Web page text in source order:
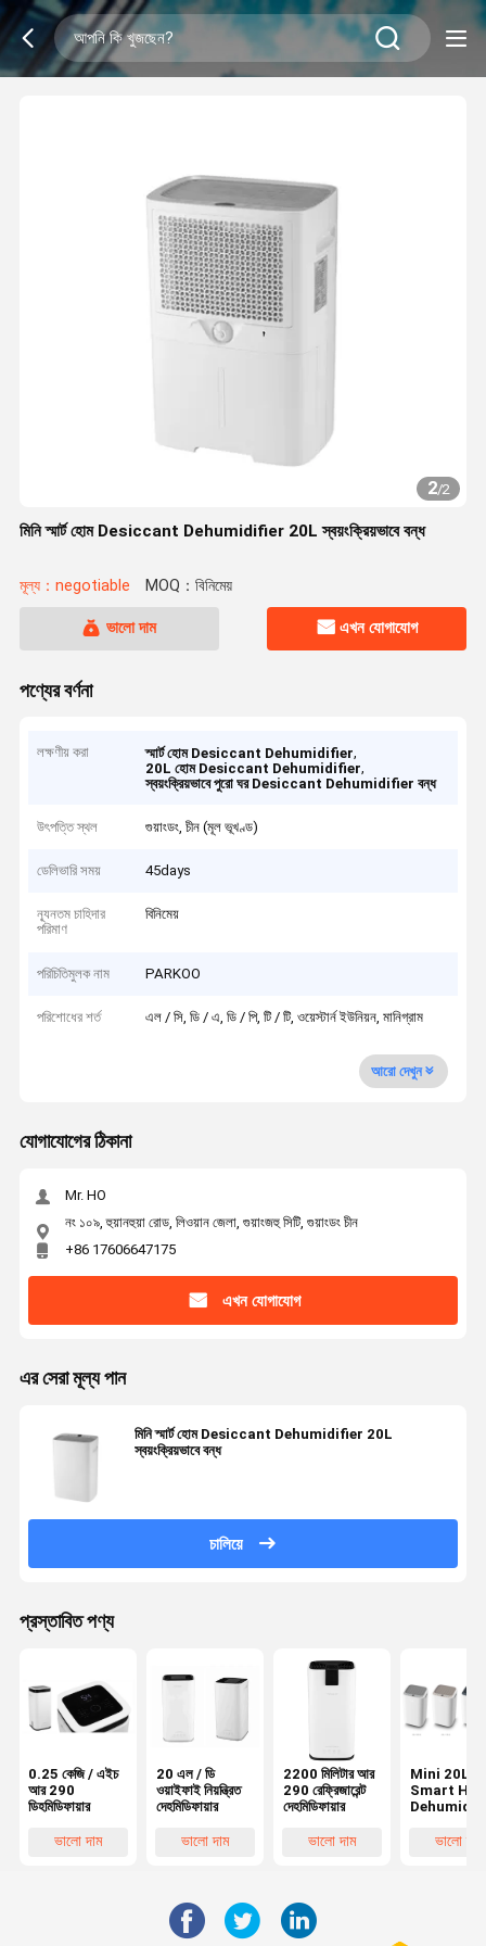
2/2
মিনি স্মার্ট হোম Desiccant Dehumidifier 20L স্বয়ংক্রিয়ভাবে বন্ধ
মূল্য：negotiable MOQ：বিনিমেয়
ভালো দাম এখন যোগাযোগ
পণ্যের বর্ণনা
লক্ষণীয় করা স্মার্ট হোম Desiccant Dehumidifier,
20L হোম Desiccant Dehumidifier,
স্বয়ংক্রিয়ভাবে পুরো ঘর Desiccant Dehumidifier বন্ধ
উৎপত্তি স্থল গুয়াংডং, চীন (মূল ভূখণ্ড)
ডেলিভারি সময় 45days
ন্যূনতম চাহিদার
পরিমাণ
বিনিমেয়
পরিচিতিমুলক নাম PARKOO
পরিশোধের শর্ত এল / সি, ডি / এ, ডি / পি, টি / টি, ওয়েস্টার্ন ইউনিয়ন, মানিগ্রাম
আরো দেখুন
যোগাযোগের ঠিকানা
Mr. HO
নং ১০৯, হুয়ানহুয়া রোড, লিওয়ান জেলা, গুয়াংজহু সিটি, গুয়াংডং চীন
+86 17606647175
এখন যোগাযোগ
এর সেরা মূল্য পান
মিনি স্মার্ট হোম Desiccant Dehumidifier 20L
স্বয়ংক্রিয়ভাবে বন্ধ
চালিয়ে
প্রস্তাবিত পণ্য
0.25 কেজি / এইচ
আর 290
ডিহমিডিফায়ার
ভালো দাম
20 এল / ডি
ওয়াইফাই নিয়ন্ত্রিত
দেহমিডিফায়ার
ভালো দাম
2200 মিলিটার আর
290 রেফ্রিজারেন্ট
দেহমিডিফায়ার
ভালো দাম
Mini 20L /
Smart
ভালো দাম